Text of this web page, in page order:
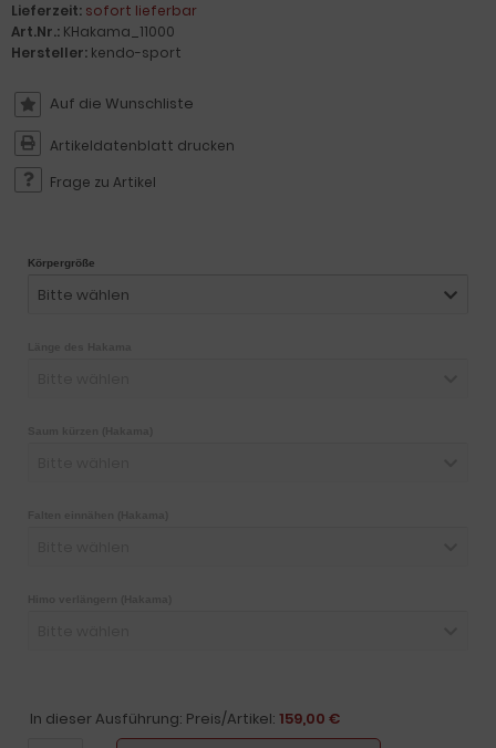
Lieferzeit: sofort lieferbar
Art.Nr.: KHakama_11000
Hersteller: kendo-sport
Artikeldatenblatt drucken
Frage zu Artikel
Körpergröße
Bitte wählen
In dieser Ausführung: Preis/Artikel: 159,00 €